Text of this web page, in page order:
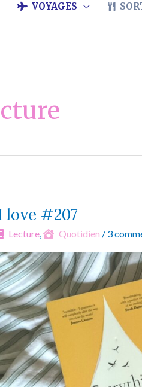
VOYAGES
love #207
Lecture, Quotidien / 3